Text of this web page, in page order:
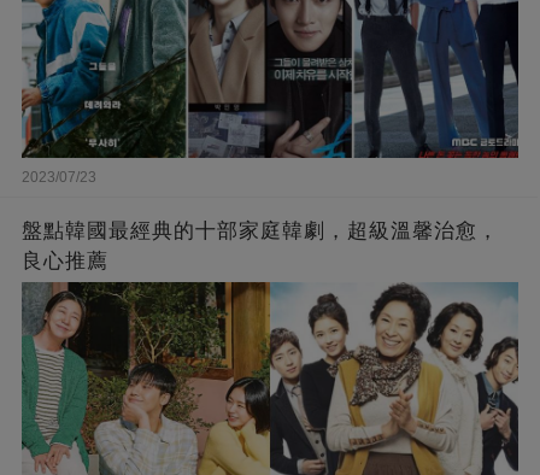
2023/07/23
盤點韓國最經典的十部家庭韓劇，超級溫馨治愈，
良心推薦